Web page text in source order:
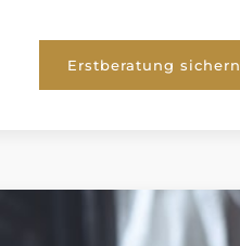
Erstberatung sichern